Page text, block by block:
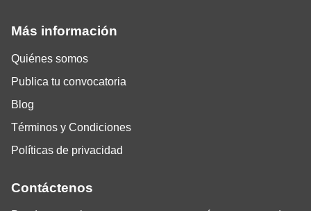
Más información
Quiénes somos
Publica tu convocatoria
Blog
Términos y Condiciones
Políticas de privacidad
Contáctenos